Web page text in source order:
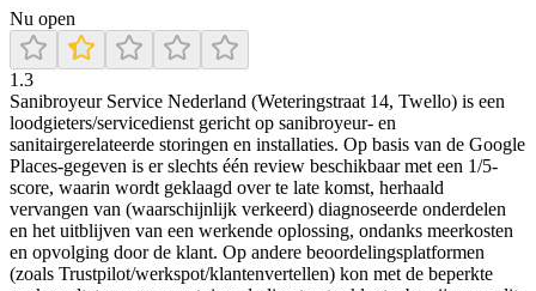
Nu open
1.3
Sanibroyeur Service Nederland (Weteringstraat 14, Twello) is een
loodgieters/servicedienst gericht op sanibroyeur- en
sanitairgerelateerde storingen en installaties. Op basis van de Google
Places-gegeven is er slechts één review beschikbaar met een 1/5-
score, waarin wordt geklaagd over te late komst, herhaald
vervangen van (waarschijnlijk verkeerd) diagnoseerde onderdelen
en het uitblijven van een werkende oplossing, ondanks meerkosten
en opvolging door de klant. Op andere beoordelingsplatformen
(zoals Trustpilot/werkspot/klantenvertellen) kon met de beperkte